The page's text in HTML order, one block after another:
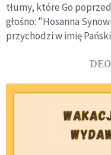
tłumy, które Go
głośno: "Hosanna
przychodzi w imię